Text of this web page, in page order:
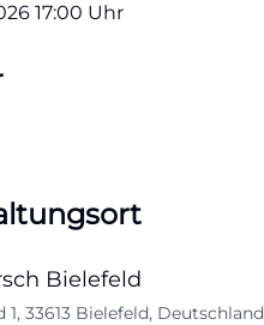
17:00 Uhr
Bielefeld
1, 33613 Bielefeld, Deutschland